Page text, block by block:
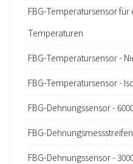
FBG-Temperatursensor
Temperaturen
FBG-Temperatursensor -
FBG-Temperatursensor -
FBG-Dehnungssensor -
FBG-
FBG-Dehnungssensor -